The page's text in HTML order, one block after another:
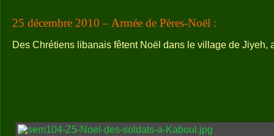
25 décembre 2010 – Armée de Pères-Noël :
Des Chrétiens libanais fêtent Noël dans le village de Jiyeh,